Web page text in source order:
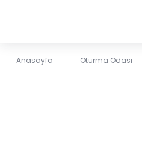
Anasayfa Oturma Odası